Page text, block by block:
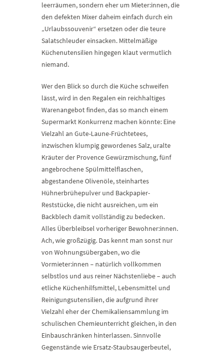
leerräumen, sondern eher um Mieter:innen, die
den defekten Mixer daheim einfach durch ein
„Urlaubssouvenir“ ersetzen oder die teure
Salatschleuder einsacken. Mittelmäßige
Küchenutensilien hingegen klaut vermutlich
niemand.
Wer den Blick so durch die Küche schweifen
lässt, wird in den Regalen ein reichhaltiges
Warenangebot finden, das so manch einem
Supermarkt Konkurrenz machen könnte: Eine
Vielzahl an Gute-Laune-Früchtetees,
inzwischen klumpig gewordenes Salz, uralte
Kräuter der Provence Gewürzmischung, fünf
angebrochene Spülmittelflaschen,
abgestandene Olivenöle, steinhartes
Hühnerbrühepulver und Backpapier-
Reststücke, die nicht ausreichen, um ein
Backblech damit vollständig zu bedecken.
Alles Überbleibsel vorheriger Bewohner:innen.
Ach, wie großzügig. Das kennt man sonst nur
von Wohnungsübergaben, wo die
Vormieter:innen – natürlich vollkommen
selbstlos und aus reiner Nächstenliebe – auch
etliche Küchenhilfsmittel, Lebensmittel und
Reinigungsutensilien, die aufgrund ihrer
Vielzahl eher der Chemikaliensammlung im
schulischen Chemieunterricht gleichen, in den
Einbauschränken hinterlassen. Sinnvolle
Gegenstände wie Ersatz-Staubsaugerbeutel,